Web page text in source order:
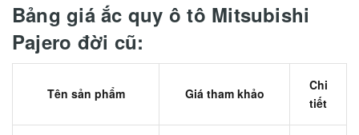
Bảng giá ắc quy ô tô Mitsubishi
Pajero đời cũ:
Tên sản phẩm Giá tham khảo
Chi
tiết